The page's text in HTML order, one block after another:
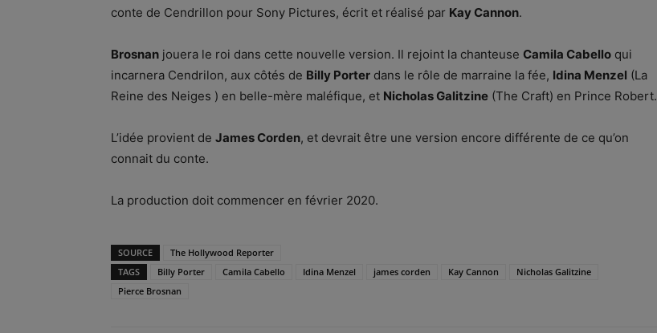
conte de Cendrillon pour Sony Pictures, écrit et réalisé par Kay Cannon.
Brosnan jouera le roi dans cette nouvelle version. Il rejoint la chanteuse Camila Cabello qui
incarnera Cendrilon, aux côtés de Billy Porter dans le rôle de marraine la fée, Idina Menzel (La
Reine des Neiges ) en belle-mère maléfique, et Nicholas Galitzine (The Craft) en Prince Robert.
L’idée provient de James Corden, et devrait être une version encore différente de ce qu’on
connait du conte.
La production doit commencer en février 2020.
SOURCE
The Hollywood Reporter
TAGS
Billy Porter Camila Cabello Idina Menzel james corden Kay Cannon
Nicholas Galitzine
Pierce Brosnan